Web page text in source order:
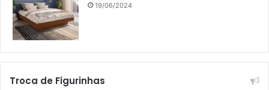
19/06/2024
Troca de Figurinhas